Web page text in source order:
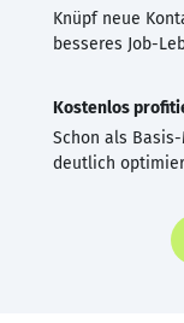
Knüpf neue
besseres Job-
Kostenlos
Schon als
deutlich